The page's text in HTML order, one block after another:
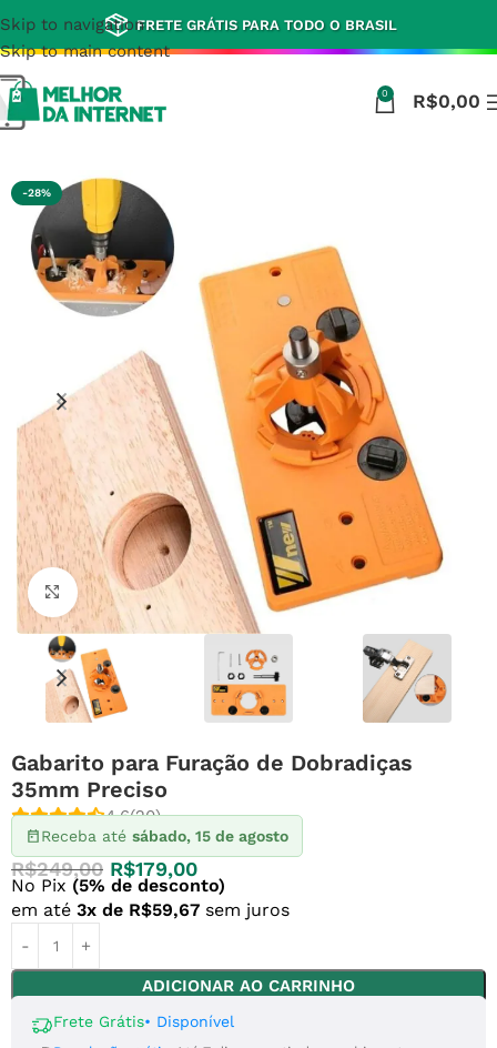
Skip to navigation
Skip to main content
FRETE GRÁTIS PARA TODO O BRASIL
0 R$0,00
Início
-28%
Clique para ampliar
Gabarito para Furação de Dobradiças
35mm Preciso
4.6(20)
Receba até sábado, 15 de agosto
R$249,00 R$179,00
No Pix (5% de desconto)
em até 3x de R$59,67 sem juros
ADICIONAR AO CARRINHO
Frete Grátis• Disponível